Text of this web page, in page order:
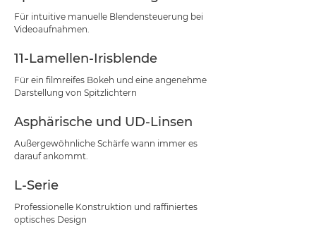
Für intuitive manuelle Blendensteuerung bei
Videoaufnahmen.
11-Lamellen-Irisblende
Für ein filmreifes Bokeh und eine angenehme
Darstellung von Spitzlichtern
Asphärische und UD-Linsen
Außergewöhnliche Schärfe wann immer es
darauf ankommt.
L-Serie
Professionelle Konstruktion und raffiniertes
optisches Design